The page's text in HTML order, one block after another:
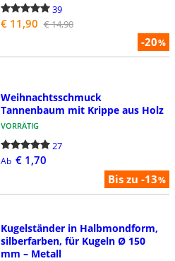
-20%
39
€ 11,90 € 14,90
Bis zu -13%
Weihnachtsschmuck
Tannenbaum mit Krippe aus Holz
VORRÄTIG
27
Ab € 1,70
Kugelständer in Halbmondform,
silberfarben, für Kugeln Ø 150
mm – Metall